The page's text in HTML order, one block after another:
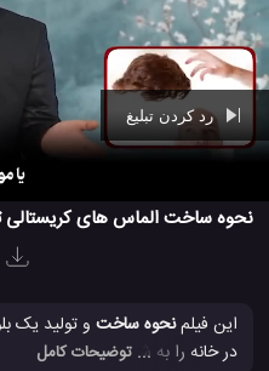
رد کردن تبلیغ
نحوه ساخت الماس های کریستالی
این فیلمنحوه ساخت
در خانه را به شما نشان می دهد.
... توضیحات کامل